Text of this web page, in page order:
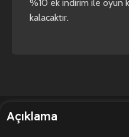
%10 ek indirim ile oyun
kalacaktır.
Açıklama